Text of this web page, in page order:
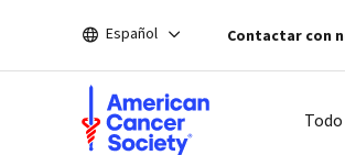
el
Español Contactar con